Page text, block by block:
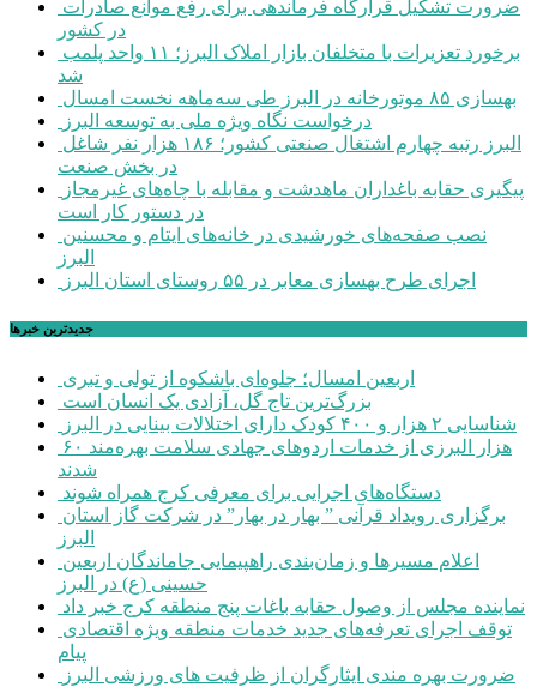
در کشور
شد
بهسازی ۸۵ موتورخانه در البرز طی سه‌ماهه نخست امسال
درخواست نگاه ویژه ملی به توسعه البرز
در بخش صنعت
در دستور کار است
البرز
اجرای طرح بهسازی معابر در ۵۵ روستای استان البرز
جديدترين خبرها
اربعین امسال؛ جلوه‌ای باشکوه از تولی و تبری
بزرگ‌ترین تاج گل، آزادی یک انسان است
شناسایی ۲ هزار و ۴۰۰ کودک دارای اختلالات بینایی در البرز
۶۰ هزار البرزی از خدمات اردوهای جهادی سلامت بهره‌مند
شدند
دستگاه‌های اجرایی برای معرفی کرج همراه شوند
البرز
حسینی (ع) در البرز
نماینده مجلس از وصول حقابه باغات پنج منطقه کرج خبر داد
پیام
ضرورت بهره مندی ایثارگران از ظرفیت های ورزشی البرز